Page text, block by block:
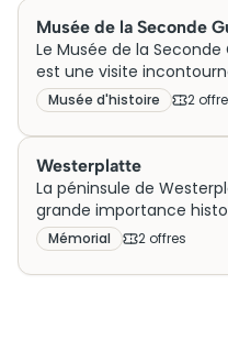
Musée de la Seconde
Le Musée de la
est une visite
d’histoire. Situé dans
moderne, il témoigne
Conçu pour éduquer et
attire chaque année de
popularité continue de
crucial dans la
Musée d'histoire 2 offre
Westerplatte
La péninsule de
grande importance
la Seconde Guerre
allemande en 1939. Ce
paysages naturels et
Mémorial 2 offres